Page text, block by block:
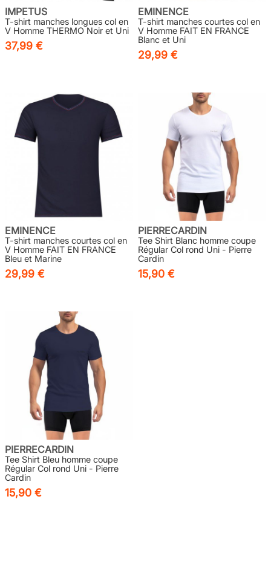
IMPETUS
T-shirt manches longues col en
V Homme THERMO Noir et Uni
37,99 €
EMINENCE
T-shirt manches courtes col en
V Homme FAIT EN FRANCE
Blanc et Uni
29,99 €
EMINENCE
T-shirt manches courtes col en
V Homme FAIT EN FRANCE
Bleu et Marine
29,99 €
PIERRECARDIN
Tee Shirt Blanc homme coupe
Régular Col rond Uni - Pierre
Cardin
15,90 €
PIERRECARDIN
Tee Shirt Bleu homme coupe
Régular Col rond Uni - Pierre
Cardin
15,90 €